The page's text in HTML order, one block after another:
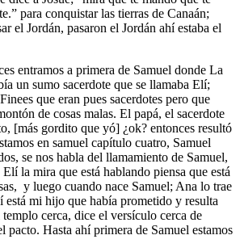
para conquistar las tierras de Canaán;
el Jordán, pasaron el Jordán ahí estaba el
entramos a primera de Samuel donde La
un sumo sacerdote que se llamaba Elí;
que eran pues sacerdotes pero que
de cosas malas. El papá, el sacerdote
[más gordito que yó] ¿ok? entonces resultó
en samuel capítulo cuatro, Samuel
se nos habla del llamamiento de Samuel,
la mira que está hablando piensa que está
y luego cuando nace Samuel; Ana lo trae
está mi hijo que había prometido y resulta
cerca, dice el versículo cerca de
pacto. Hasta ahí primera de Samuel estamos